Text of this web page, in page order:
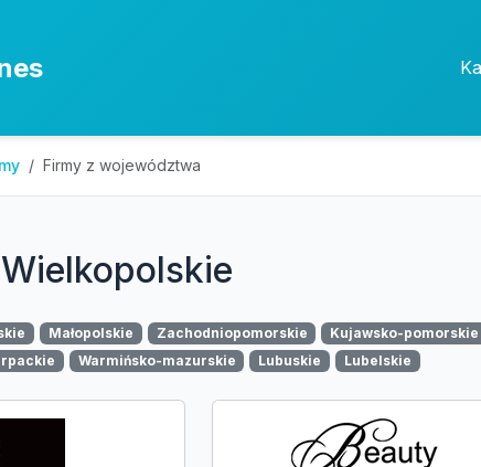
Firmy z województwa
Małopolskie Zachodniopomorskie Kujawsko-pomorskie
Warmińsko-mazurskie Lubuskie Lubelskie